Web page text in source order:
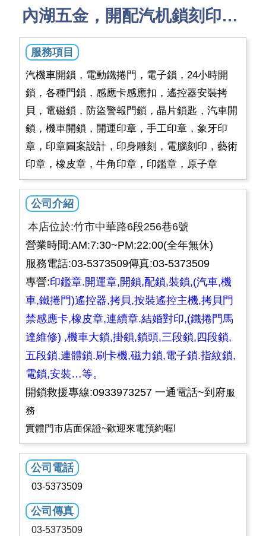
內湖五金，開配汽机鎖刻印感應扣遙控
服務項目
汽機車開鎖，電動鐵捲門，電子鎖，24小時開
鎖，各種門鎖，感應卡感應扣，遙控器安裝拷
貝，電磁鎖，防盜警報門鎖，晶片鎖匙，汽車開
鎖，機車開鎖，開運印章，手工印章，象牙印
章，印章圖案設計，印身雕刻，電腦刻印，藝術
印章，橡皮章，牛角印章，印鑑章，原子章
公司介紹
本店位於:竹市中華路6段256巷6號
營業時間:AM:7:30~PM:22:00(全年無休)
服務電話:03-5373509傳真:03-5373509
專營:印鑑章.開運章,開鎖,配鎖,裝鎖,(汽車,機
車,鐵捲門)遙控器,拷貝,按裝遙控主機,拷貝門
禁感應卡,橡皮章,連續章.結婚對印,(鐵捲門馬
達維修) ,機車大鎖,掛鎖,鎖頭,三段鎖,四段鎖,
五段鎖,連體鎖.刷卡機,磁力鎖,電子鎖.指紋鎖,
電鎖,安裝…等。
開鎖救援專線:0933973257 一通電話~到府服
務
實體門市店面保證~歡迎來電預約喔!
公司電話
03-5373509
公司傳真
03-5373509